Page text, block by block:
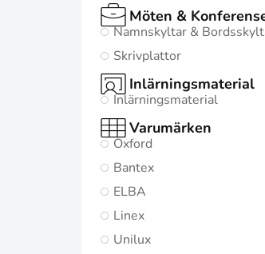
Möten &
Namnskyltar &
Skrivplattor
Inlärningsmaterial
Inlärningsmaterial
Varumärken
Oxford
Bantex
ELBA
Linex
Unilux